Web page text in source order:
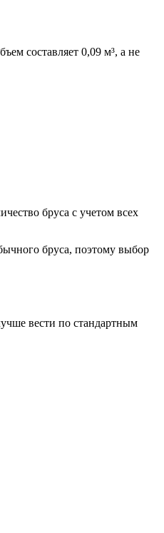
составляет 0,09 м³, а не
бруса с учетом всех
бруса, поэтому выбор
вести по стандартным